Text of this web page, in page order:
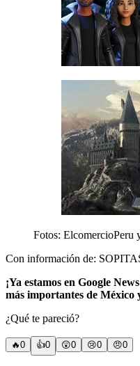
Fotos: ElcomercioPeru
Con información de:
¡Ya estamos en Google
más importantes de México
¿Qué te pareció?
🔥0 👍0 😲0 😢0 😠0